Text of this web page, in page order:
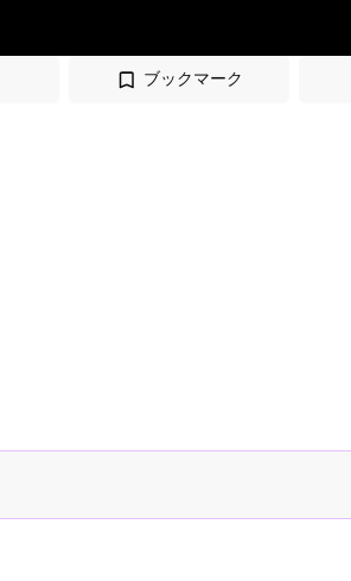
ブックマーク